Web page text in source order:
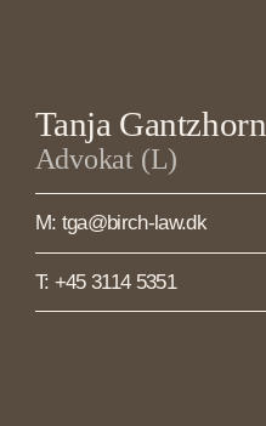
Tanja Gantzhorn
Advokat (L)
M: tga@birch-law.dk
T: +45 3114 5351